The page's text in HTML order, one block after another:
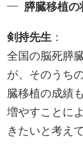
膵臓移植の
剣持先生 ：
全国の脳死膵
が、そのうち
臓移植の成績
増やすことに
きたいと考え